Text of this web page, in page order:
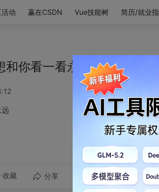
动 赢在CSDN Vue技能树 简历/就业
和你看一看永远
收藏 分享 转发到动态 举